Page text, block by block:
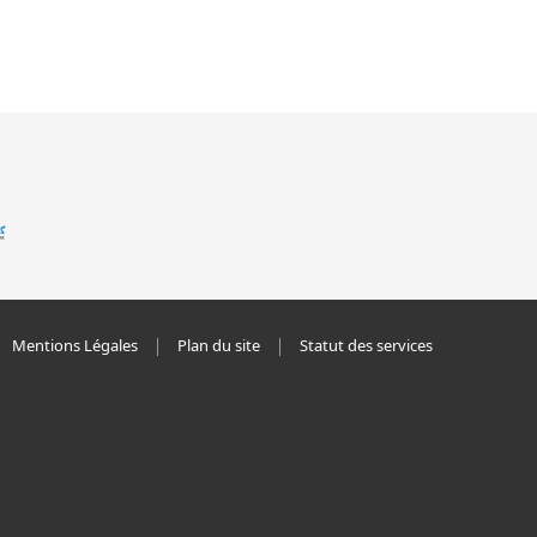
Mentions Légales Plan du site Statut des services